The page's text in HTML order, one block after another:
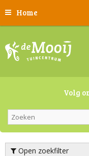
Home
Volg
Open zoekfilter